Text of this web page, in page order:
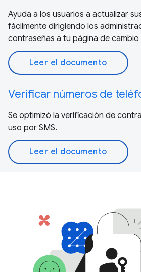
Ayuda a los usuarios a actualizar
fácilmente dirigiendo los
contraseñas a tu página de
Leer el documento
Verificar números de
Se optimizó la verificación de
uso por SMS.
Leer el documento